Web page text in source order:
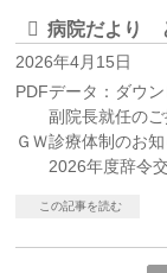
病院だより
2026年4月15日
PDFデータ：ダ
副院長就任
ＧＷ診療体制の
2026年度辞令
この記事を読む